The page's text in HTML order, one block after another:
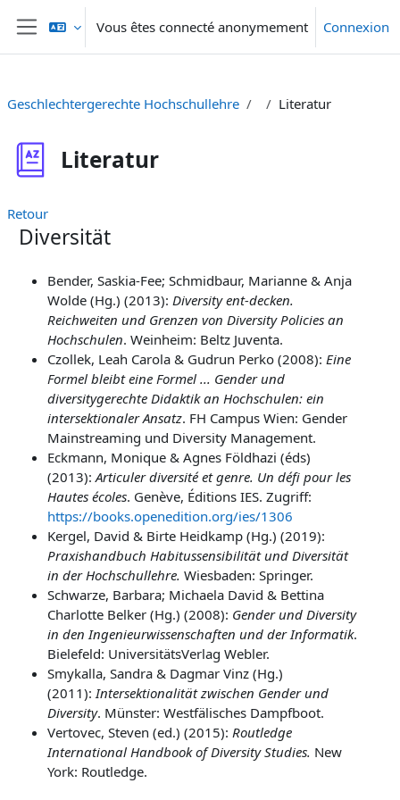
Passer au contenu principal
Panneau latéral
Vous êtes connecté anonymement Connexion
Geschlechtergerechte Hochschullehre Literatur
Literatur
Retour
Diversität
Bender, Saskia-Fee; Schmidbaur, Marianne & Anja
Wolde (Hg.) (2013): Diversity ent-decken.
Reichweiten und Grenzen von Diversity Policies an
Hochschulen. Weinheim: Beltz Juventa.
Czollek, Leah Carola & Gudrun Perko (2008): Eine
Formel bleibt eine Formel ... Gender und
diversitygerechte Didaktik an Hochschulen: ein
intersektionaler Ansatz. FH Campus Wien: Gender
Mainstreaming und Diversity Management.
Eckmann, Monique & Agnes Földhazi (éds)
(2013): Articuler diversité et genre. Un défi pour les
Hautes écoles. Genève, Éditions IES. Zugriff:
https://books.openedition.org/ies/1306
Kergel, David & BirteHeidkamp (Hg.) (2019):
Praxishandbuch Habitussensibilität und Diversität
in der Hochschullehre. Wiesbaden: Springer.
Schwarze, Barbara; Michaela David & Bettina
Charlotte Belker (Hg.) (2008): Gender und Diversity
in den Ingenieurwissenschaften und der Informatik.
Bielefeld: UniversitätsVerlag Webler.
Smykalla, Sandra & Dagmar Vinz (Hg.)
(2011): Intersektionalität zwischen Gender und
Diversity. Münster: Westfälisches Dampfboot.
Vertovec, Steven (ed.) (2015): Routledge
International Handbook of Diversity Studies. New
York: Routledge.